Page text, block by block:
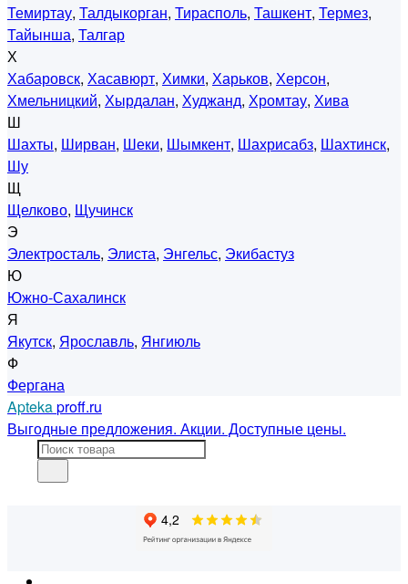
Темиртау, Талдыкорган, Тирасполь, Ташкент, Термез,
Тайынша, Талгар
Х
Хабаровск, Хасавюрт, Химки, Харьков, Херсон,
Хмельницкий, Хырдалан, Худжанд, Хромтау, Хива
Ш
Шахты, Ширван, Шеки, Шымкент, Шахрисабз, Шахтинск,
Шу
Щ
Щелково, Щучинск
Э
Электросталь, Элиста, Энгельс, Экибастуз
Ю
Южно-Сахалинск
Я
Якутск, Ярославль, Янгиюль
Ф
Фергана
Aptekaproff.ru
Выгодные предложения. Акции. Доступные цены.